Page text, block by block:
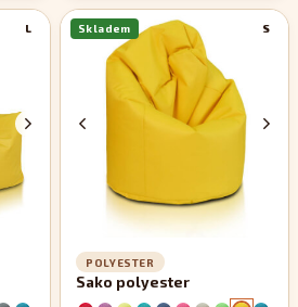
L S
Skladem
POLYESTER
Sako polyester